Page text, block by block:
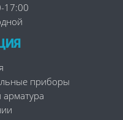
17:00
приборы